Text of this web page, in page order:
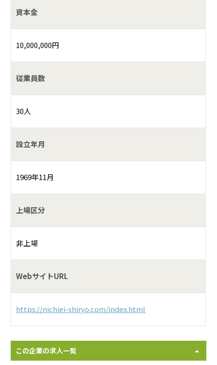
資本金
10,000,000円
従業員数
30人
設立年月
1969年11月
上場区分
非上場
WebサイトURL
https://nichiei-shiryo.com/index.html
この企業の求人一覧